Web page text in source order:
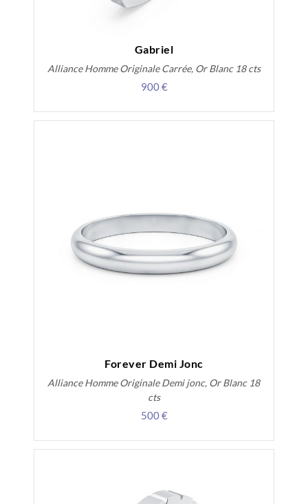
Gabriel
Alliance Homme Originale Carrée, Or Blanc 18 cts
900 €
Forever Demi Jonc
Alliance Homme Originale Demi jonc, Or Blanc 18
cts
500 €